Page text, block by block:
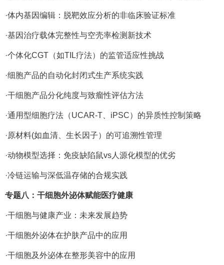
·体内基因编辑：脱靶效应分析的非临床验证标准
·基因治疗载体完整性与空壳率检测新技术
·个体化CGT（如TIL疗法）的监管适应性挑战
·细胞产品的自动化封闭式生产系统实践
·干细胞产品分化纯度与致瘤性评估方法
·通用型细胞疗法（UCAR-T、iPSC）的异质性控制策略
·原材料(如血清、生长因子）的可追溯性管理
·动物模型选择：免疫缺陷鼠vs人源化模型的优劣
·冷链运输与深低温存储的合规实践
专题八：干细胞外泌体赋能医疗健康
·干细胞与健康产业：未来发展趋势
·干细胞外泌体在护肤产品中的应用
·干细胞及外泌体在整形美容中的应用